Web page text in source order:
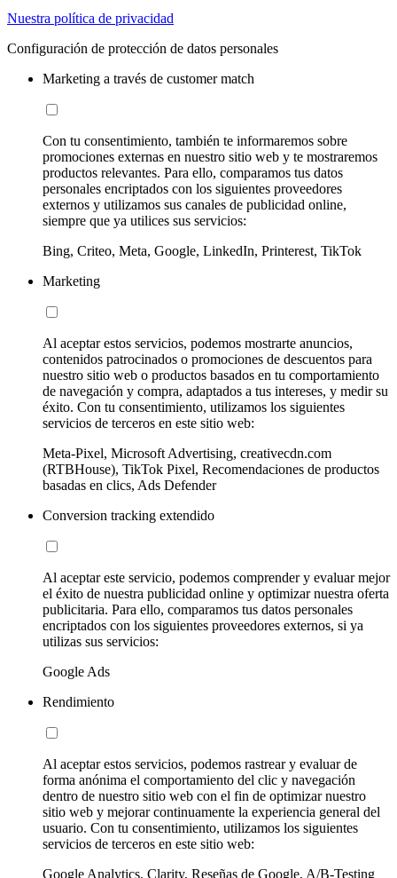
Nuestra política de privacidad
Configuración de protección de datos personales
Marketing a través de customer match
Con tu consentimiento, también te informaremos sobre
promociones externas en nuestro sitio web y te mostraremos
productos relevantes. Para ello, comparamos tus datos
personales encriptados con los siguientes proveedores
externos y utilizamos sus canales de publicidad online,
siempre que ya utilices sus servicios:
Bing, Criteo, Meta, Google, LinkedIn, Printerest, TikTok
Marketing
Al aceptar estos servicios, podemos mostrarte anuncios,
contenidos patrocinados o promociones de descuentos para
nuestro sitio web o productos basados en tu comportamiento
de navegación y compra, adaptados a tus intereses, y medir su
éxito. Con tu consentimiento, utilizamos los siguientes
servicios de terceros en este sitio web:
Meta-Pixel, Microsoft Advertising, creativecdn.com
(RTBHouse), TikTok Pixel, Recomendaciones de productos
basadas en clics, Ads Defender
Conversion tracking extendido
Al aceptar este servicio, podemos comprender y evaluar mejor
el éxito de nuestra publicidad online y optimizar nuestra oferta
publicitaria. Para ello, comparamos tus datos personales
encriptados con los siguientes proveedores externos, si ya
utilizas sus servicios:
Google Ads
Rendimiento
Al aceptar estos servicios, podemos rastrear y evaluar de
forma anónima el comportamiento del clic y navegación
dentro de nuestro sitio web con el fin de optimizar nuestro
sitio web y mejorar continuamente la experiencia general del
usuario. Con tu consentimiento, utilizamos los siguientes
servicios de terceros en este sitio web:
Google Analytics, Clarity, Reseñas de Google, A/B-Testing